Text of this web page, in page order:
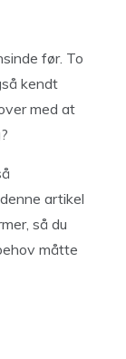
før. To
kendt
med at
artikel
så du
måtte